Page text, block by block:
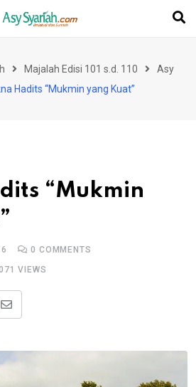
Majalah Edisi 101 s.d. 110
Asy
Hadits “Mukmin yang Kuat”
“Mukmin
0 COMMENTS
VIEWS
Share
Email